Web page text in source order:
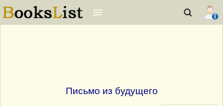
Письмо из будущего